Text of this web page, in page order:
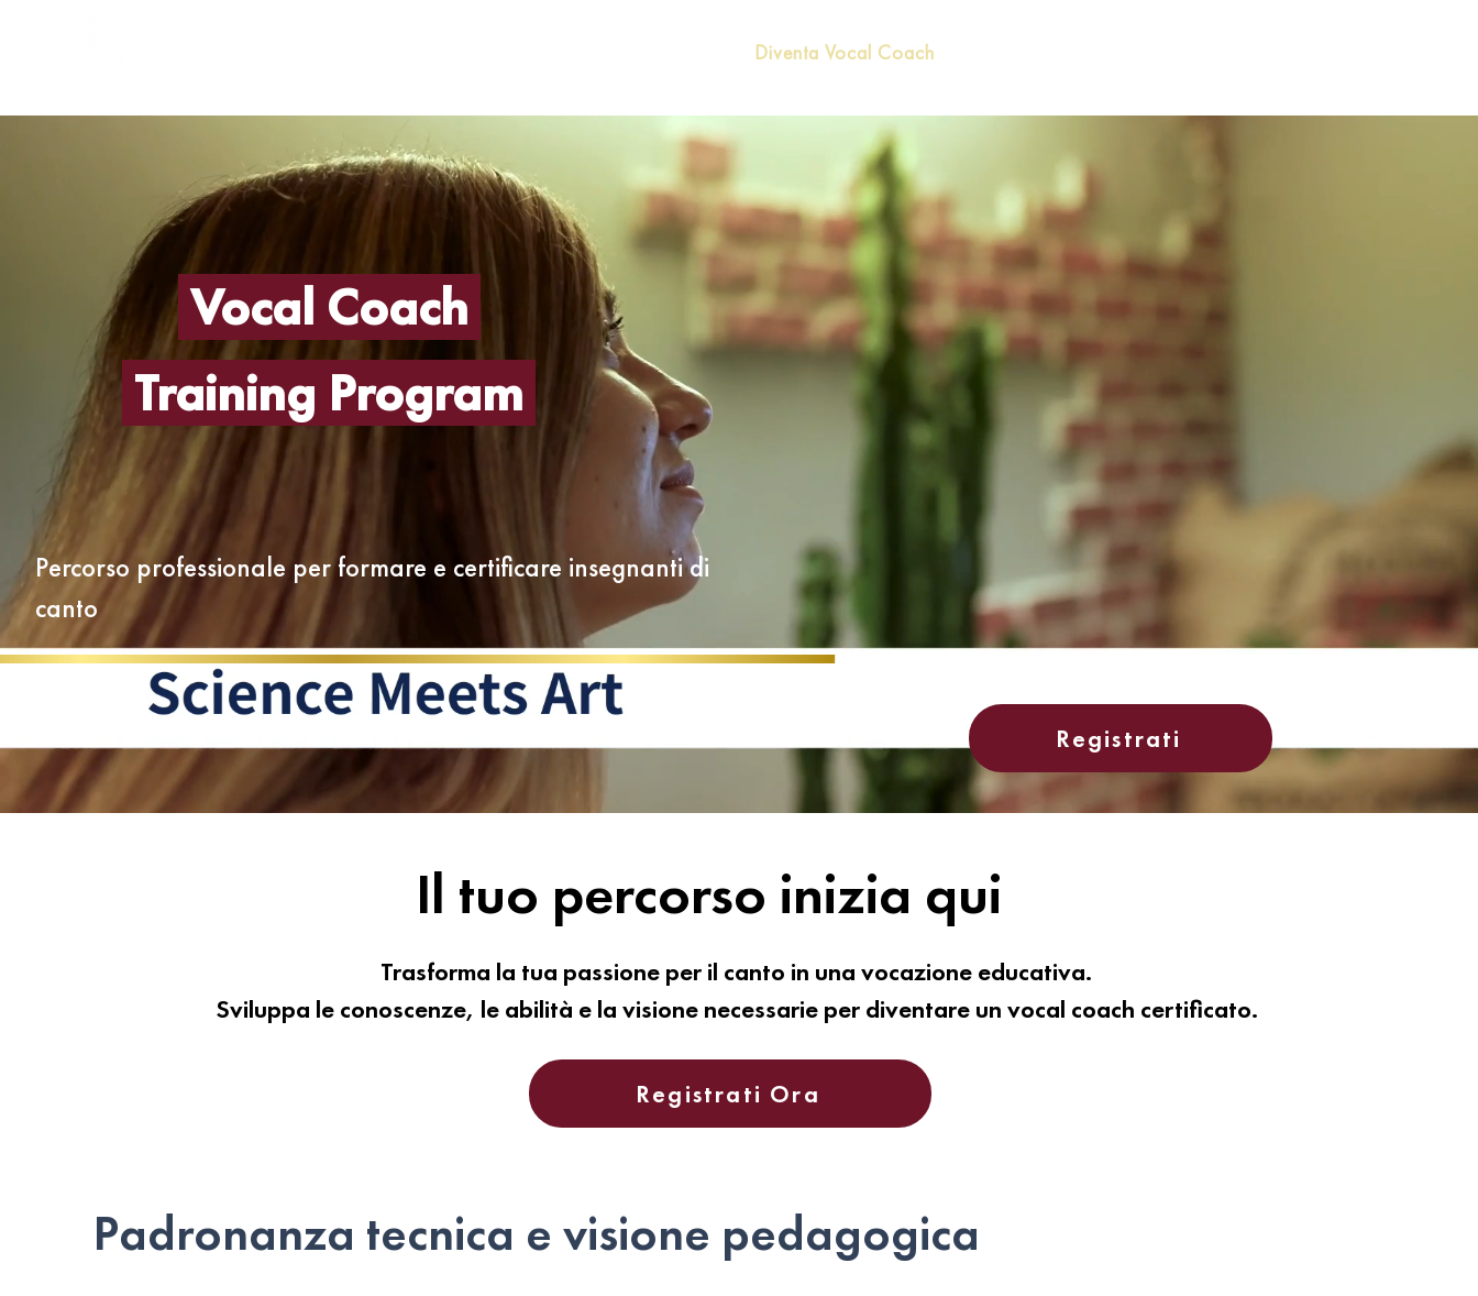
Diventa Vocal Coach
Vocal Coach
Training Program
Percorso professionale per formare e certificare insegnanti di
canto
Registrati
Il tuo percorso inizia qui
Trasforma la tua passione per il canto in una vocazione educativa.
Sviluppa le conoscenze, le abilità e la visione necessarie per diventare un vocal coach certificato.
Registrati Ora
Padronanza tecnica e visione pedagogica